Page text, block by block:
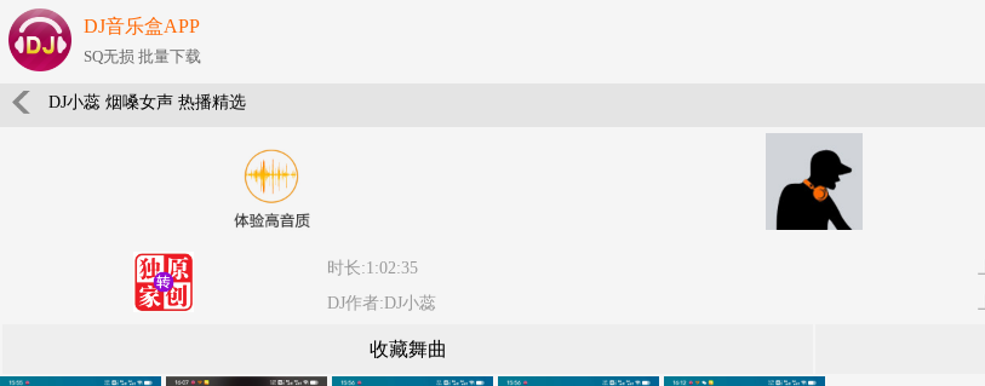
DJ音乐盒APP
SQ无损 批量下载
DJ小蕊 烟嗓女声 热播精选
时长:1:02:35
DJ作者:DJ小蕊
收藏舞曲